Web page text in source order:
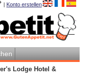
| Konto erstellen
Lodge Hotel &